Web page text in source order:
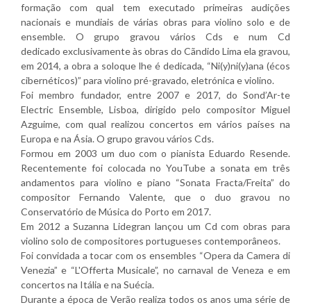
formação com qual tem executado primeiras audições
nacionais e mundiais de várias obras para violino solo e de
ensemble. O grupo gravou vários Cds e num Cd
dedicado exclusivamente às obras do Cãndido Lima ela gravou,
em 2014, a obra a soloque lhe é dedicada, “Ni(y)ni(y)ana (écos
cibernéticos)” para violino pré-gravado, eletrónica e violino.
Foi membro fundador, entre 2007 e 2017, do Sond’Ar-te
Electric Ensemble, Lisboa, dirigido pelo compositor Miguel
Azguime, com qual realizou concertos em vários países na
Europa e na Ásia. O grupo gravou vários Cds.
Formou em 2003 um duo com o pianista Eduardo Resende.
Recentemente foi colocada no YouTube a sonata em três
andamentos para violino e piano “Sonata Fracta/Freita” do
compositor Fernando Valente, que o duo gravou no
Conservatório de Música do Porto em 2017.
Em 2012 a Suzanna Lidegran lançou um Cd com obras para
violino solo de compositores portugueses contemporâneos.
Foi convidada a tocar com os ensembles “Opera da Camera di
Venezia” e “L'Offerta Musicale”, no carnaval de Veneza e em
concertos na Itália e na Suécia.
Durante a época de Verão realiza todos os anos uma série de